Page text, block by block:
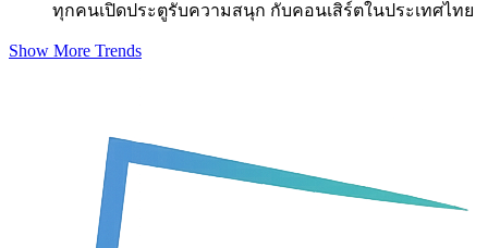
ทุกคนเปิดประตูรับความสนุก กับคอนเสิร์ตในประเทศไทย
Show More Trends